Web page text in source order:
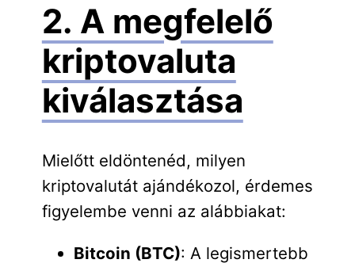
2. A megfelelő
kriptovaluta
kiválasztása
Mielőtt eldöntenéd, milyen
kriptovalutát ajándékozol, érdemes
figyelembe venni az alábbiakat:
Bitcoin (BTC): A legismertebb